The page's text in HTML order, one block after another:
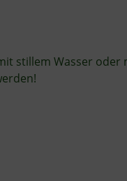
stillem Wasser